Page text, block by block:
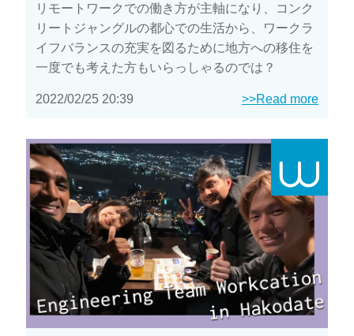
リモートワークでの働き方が主軸になり、コンク
リートジャングルの都心での生活から、ワークラ
イフバランスの充実を図るために地方への移住を
一度でも考えた方もいらっしゃるのでは？
2022/02/25 20:39 >>Read more